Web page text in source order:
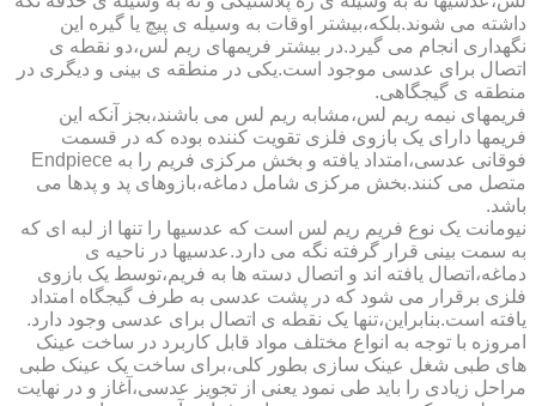
داشته می شوند.بلکه،بیشتر اوقات به وسیله ی پیچ یا گیره این
نگهداری انجام می گیرد.در بیشتر فریمهای ریم لس،دو نقطه ی
اتصال برای عدسی موجود است.یکی در منطقه ی بینی و دیگری در
منطقه ی گیجگاهی.
فریمهای نیمه ریم لس،مشابه ریم لس می باشند،بجز آنکه این
فریمها دارای یک بازوی فلزی تقویت کننده بوده که در قسمت
فوقانی عدسی،امتداد یافته و بخش مرکزی فریم را به Endpiece
متصل می کنند.بخش مرکزی شامل دماغه،بازوهای پد و پدها می
باشد.
نیومانت یک نوع فریم ریم لس است که عدسیها را تنها از لبه ای که
به سمت بینی قرار گرفته نگه می دارد.عدسیها در ناحیه ی
دماغه،اتصال یافته اند و اتصال دسته ها به فریم،توسط یک بازوی
فلزی برقرار می شود که در پشت عدسی به طرف گیجگاه امتداد
یافته است.بنابراین،تنها یک نقطه ی اتصال برای عدسی وجود دارد.
امروزه با توجه به انواع مختلف مواد قابل کاربرد در ساخت عینک
های طبی شغل عینک سازی بطور کلی،برای ساخت یک عینک طبی
مراحل زیادی را باید طی نمود یعنی از تجویز عدسی،آغاز و در نهایت